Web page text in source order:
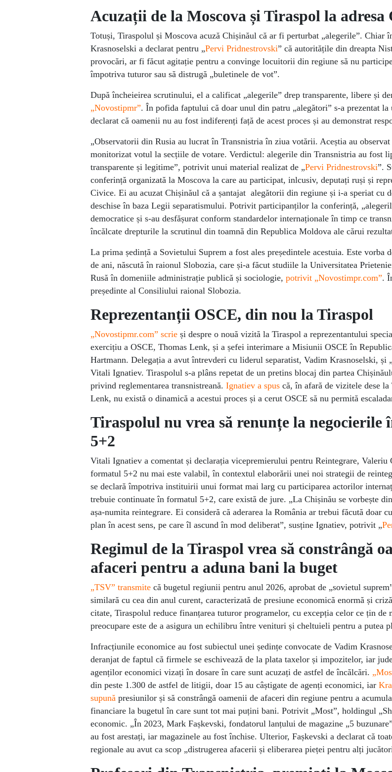
Acuzații de la Moscova și Tiraspol la
Totuși, Tiraspolul și Moscova acuză Chișinăul că ar fi perturbat „alegerile”. Chiar
Krasnoselski a declarat pentru „Pervi Pridnestrovski” că autoritățile din dreapta
provocări, ar fi făcut agitație pentru a convinge locuitorii din regiune să nu
împotriva tuturor sau să distrugă „buletinele de vot”.
După încheieirea scrutinului, el a calificat „alegerile” drep transparente, libere și
„Novostipmr”. În pofida faptului că doar unul din patru „alegători” s-a prezentat la
declarat că oamenii nu au fost indiferenți față de acest proces și au demonstrat
„Observatorii din Rusia au lucrat în Transnistria în ziua votării. Aceștia au observat
monitorizat votul la secțiile de votare. Verdictul: alegerile din Transnistria au fost
transparente și legitime”, potrivit unui material realizat de „Pervi Pridnestrovski”.
conferință organizată la Moscova la care au participat, inlcusiv, deputați ruși și
Civice. Ei au acuzat Chișinăul că a șantajat alegătorii din regiune și i-a speriat cu
deschise în baza Legii separatismului. Potrivit participanților la conferință,
democratice și s-au desfășurat conform standardelor internaționale în timp ce
încălcate drepturile la scrutinul din toamnă din Republica Moldova ale cărui
La prima ședință a Sovietului Suprem a fost ales președintele acestuia. Este vorba
de ani, născută în raionul Slobozia, care și-a făcut studiile la Universitatea
Rusă în domeniile administrație publică și sociologie, potrivit „Novostimpr.com”.
președinte al Consiliului raional Slobozia.
Reprezentanții OSCE, din nou la Tiraspol
„Novostipmr.com” scrie și despre o nouă vizită la Tiraspol a reprezentantului
exercițiu a OSCE, Thomas Lenk, și a șefei interimare a Misiunii OSCE în
Hartmann. Delegația a avut întrevderi cu liderul separatist, Vadim Krasnoselski, și
Vitali Ignatiev. Tiraspolul s-a plâns repetat de un pretins blocaj din partea
privind reglementarea transnistreană. Ignatiev a spus că, în afară de vizitele dese
Lenk, nu există o dinamică a acestui proces și a cerut OSCE să nu permită
Tiraspolul nu vrea să renunțe la negocierile
5+2
Vitali Ignatiev a comentat și declarația vicepremierului pentru Reintegrare,
formatul 5+2 nu mai este valabil, în contextul elaborării unei noi strategii de
se declară împotriva instituirii unui format mai larg cu participarea actorilor
trebuie continuate în formatul 5+2, care există de jure. „La Chișinău se vorbește
așa-numita reintegrare. Ei consideră că aderarea la România ar trebui făcută doar
plan în acest sens, pe care îl ascund în mod deliberat”, susține Ignatiev, potrivit „
Regimul de la Tiraspol vrea să constrângă
afaceri pentru a aduna bani la buget
„TSV” transmite că bugetul regiunii pentru anul 2026, aprobat de „sovietul
similară cu cea din anul curent, caracterizată de presiune economică enormă și
citate, Tiraspolul reduce finanțarea tuturor programelor, cu excepția celor ce țin de
preocupare este de a asigura un echilibru între venituri și cheltuieli pentru a putea
Infracțiunile economice au fost subiectul unei ședințe convocate de Vadim
deranjat de faptul că firmele se eschivează de la plata taxelor și impozitelor, iar
agenților economici vizați în dosare în care sunt acuzați de astfel de încălcări.
din peste 1.300 de astfel de litigii, doar 15 au câștigate de agenți economici, iar
supună presiunilor și să constrângă oamenii de afaceri din regiune pentru a
financiare la bugetul în care sunt tot mai puțini bani. Potrivit „Most”, holdingul
economic. „În 2023, Mark Fașkevski, fondatorul lanțului de magazine „5
au fost arestați, iar magazinele au fost închise. Ulterior, Fașkevski a declarat că
regionale au avut ca scop „distrugerea afacerii și eliberarea pieței pentru alți